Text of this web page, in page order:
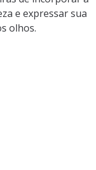
e expressar sua
olhos.